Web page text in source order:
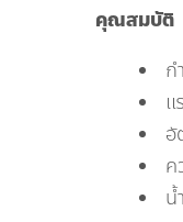
คุณสมบัติ
ก
อั
ค
น้